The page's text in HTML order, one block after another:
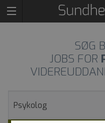
SØG
JOBS FOR